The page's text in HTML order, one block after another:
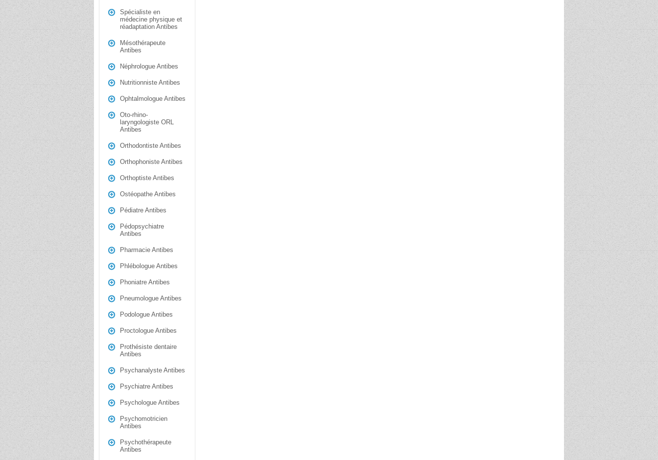
Spécialiste en
médecine physique et
réadaptation Antibes
Mésothérapeute
Antibes
Néphrologue Antibes
Nutritionniste Antibes
Ophtalmologue Antibes
Oto-rhino-
laryngologiste ORL
Antibes
Orthodontiste Antibes
Orthophoniste Antibes
Orthoptiste Antibes
Ostéopathe Antibes
Pédiatre Antibes
Pédopsychiatre
Antibes
Pharmacie Antibes
Phlébologue Antibes
Phoniatre Antibes
Pneumologue Antibes
Podologue Antibes
Proctologue Antibes
Prothésiste dentaire
Antibes
Psychanalyste Antibes
Psychiatre Antibes
Psychologue Antibes
Psychomotricien
Antibes
Psychothérapeute
Antibes